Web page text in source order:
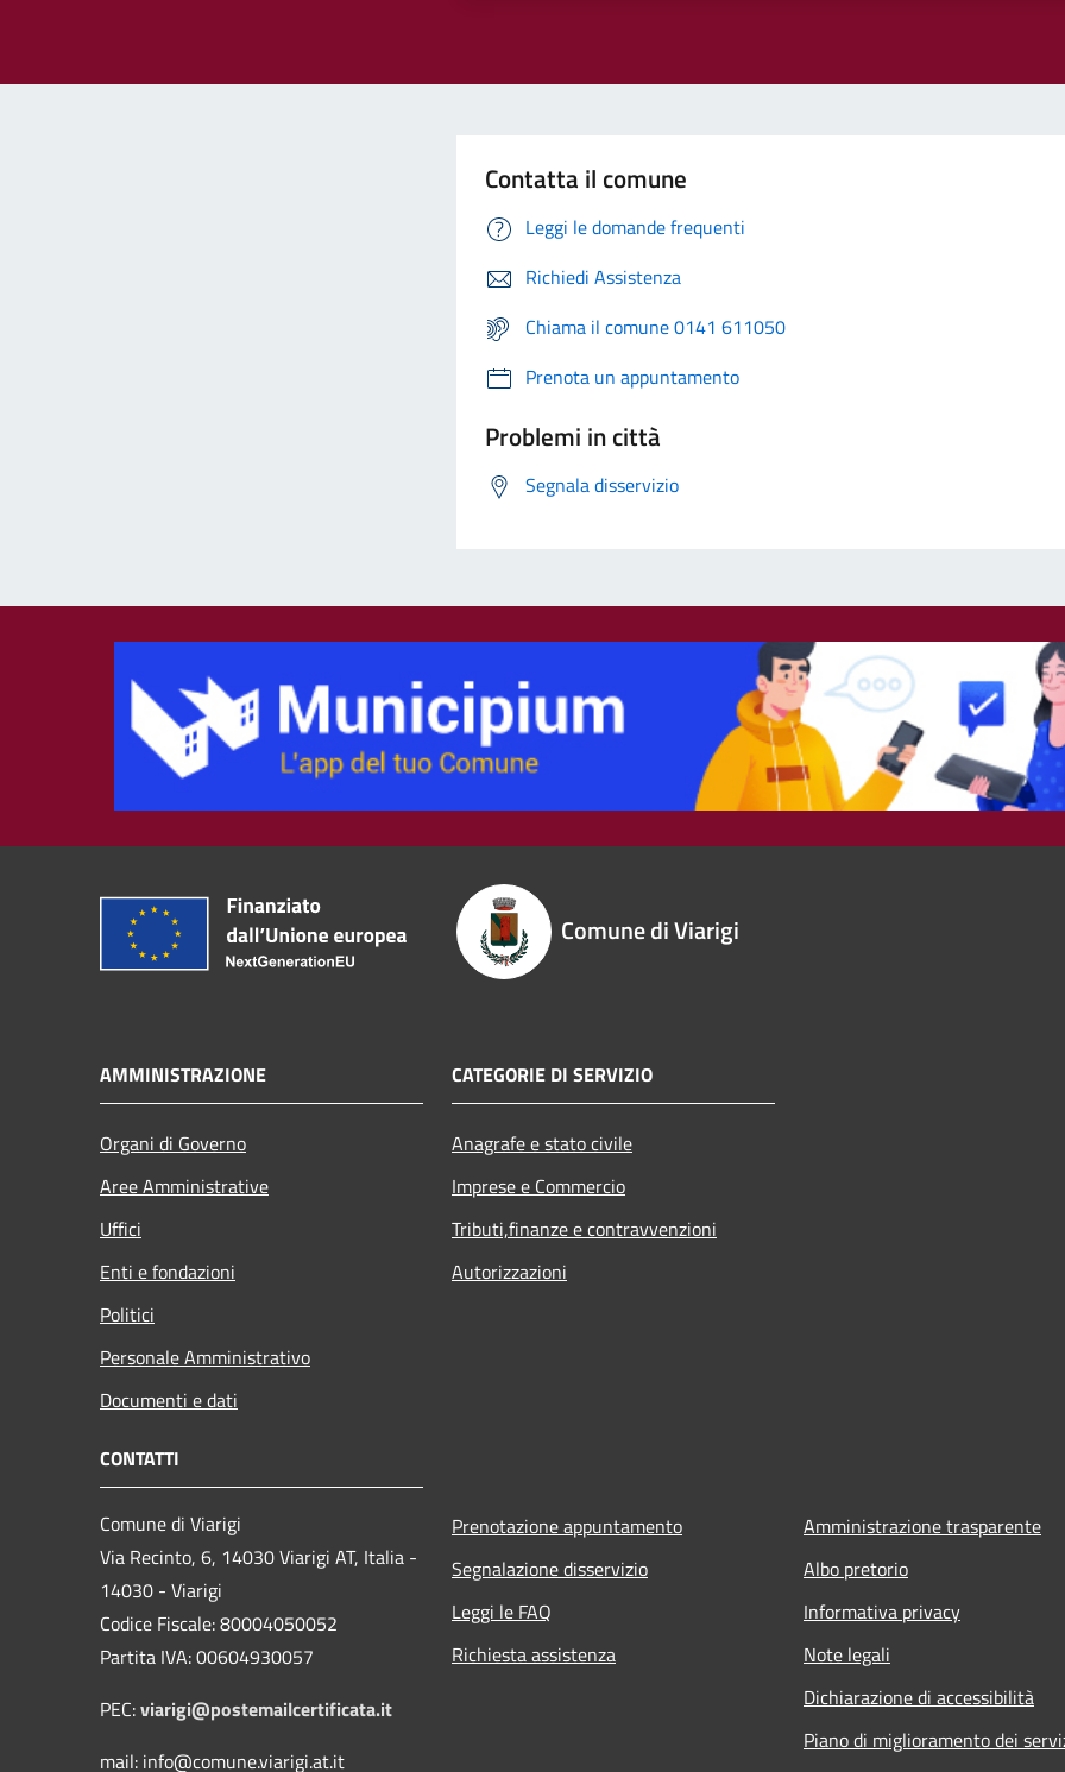
Contatta il comune
Leggi le domande frequenti
Richiedi Assistenza
Chiama il comune 0141 611050
Prenota un appuntamento
Problemi in città
Segnala disservizio
Comune di Viarigi
AMMINISTRAZIONE
Organi di Governo
Aree Amministrative
Uffici
Enti e fondazioni
Politici
Personale Amministrativo
Documenti e dati
CATEGORIE DI SERVIZIO
Anagrafe e stato civile
Imprese e Commercio
Tributi,finanze e contravvenzioni
Autorizzazioni
CONTATTI
Comune di Viarigi
Via Recinto, 6, 14030 Viarigi AT, Italia -
14030 - Viarigi
Codice Fiscale: 80004050052
Partita IVA: 00604930057
PEC:viarigi@postemailcertificata.it
mail: info@comune.viarigi.at.it
Prenotazione appuntamento
Segnalazione disservizio
Leggi le FAQ
Richiesta assistenza
Amministrazione trasparente
Albo pretorio
Informativa privacy
Note legali
Dichiarazione di accessibilità
Piano di miglioramento dei